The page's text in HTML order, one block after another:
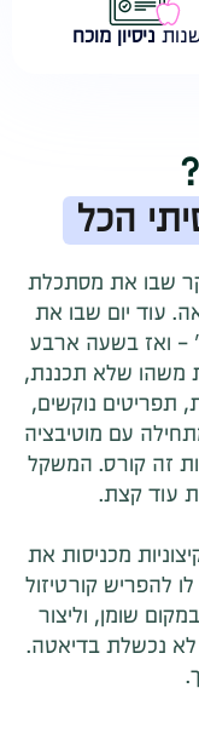
ניסיון מוכח
הכל
שבו את מסתכלת
עוד יום שבו את
- ואז בשעה ארבע
משהו שלא תכננת,
תפריטים נוקשים,
עם מוטיבציה
זה קורס. המשקל
עוד קצת.
מכניסות את
להפריש קורטיזול
שומן, וליצור
לא נכשלת בדיאטה.